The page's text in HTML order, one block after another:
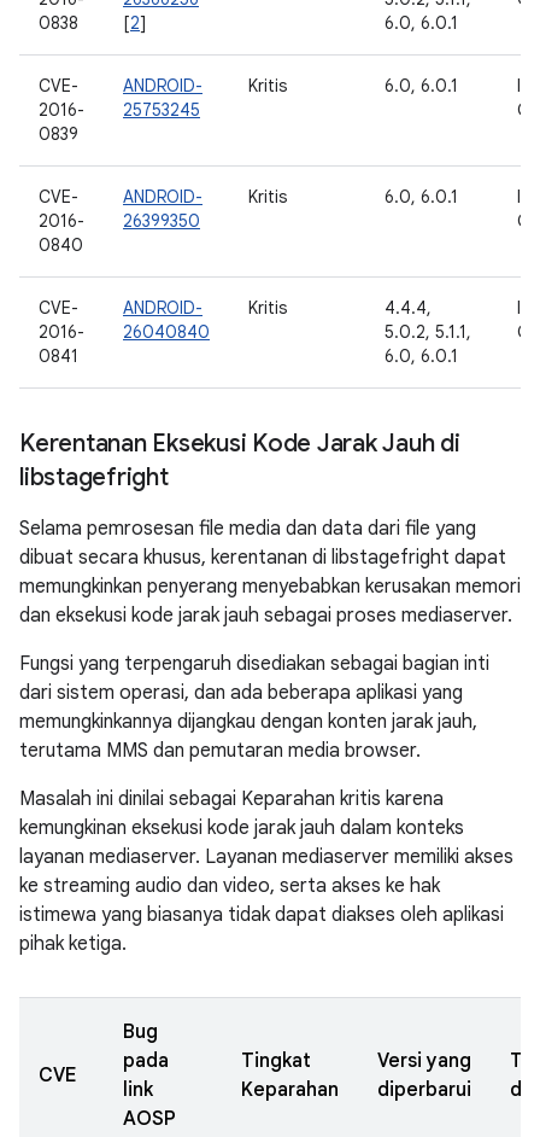
0838
[2]
6.0, 6.0.1
CVE-
2016-
0839
ANDROID-
25753245
Kritis 6.0, 6.0.1
CVE-
2016-
0840
ANDROID-
26399350
Kritis 6.0, 6.0.1
CVE-
2016-
0841
ANDROID-
26040840
Kritis
4.4.4,
5.0.2, 5.1.1,
6.0, 6.0.1
Kerentanan Eksekusi Kode Jarak Jauh di
libstagefright
Selama pemrosesan file media dan data dari file yang
dibuat secara khusus, kerentanan di libstagefright dapat
memungkinkan penyerang menyebabkan kerusakan memori
dan eksekusi kode jarak jauh sebagai proses mediaserver.
Fungsi yang terpengaruh disediakan sebagai bagian inti
dari sistem operasi, dan ada beberapa aplikasi yang
memungkinkannya dijangkau dengan konten jarak jauh,
terutama MMS dan pemutaran media browser.
Masalah ini dinilai sebagai Keparahan kritis karena
kemungkinan eksekusi kode jarak jauh dalam konteks
layanan mediaserver. Layanan mediaserver memiliki akses
ke streaming audio dan video, serta akses ke hak
istimewa yang biasanya tidak dapat diakses oleh aplikasi
pihak ketiga.
CVE
Bug
pada
link
AOSP
Tingkat
Keparahan
Versi yang
diperbarui